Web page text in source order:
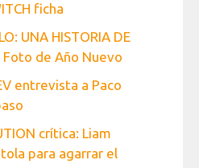
ficha
UNA HISTORIA DE
Foto de Año Nuevo
entrevista a Paco
crítica: Liam
para agarrar el